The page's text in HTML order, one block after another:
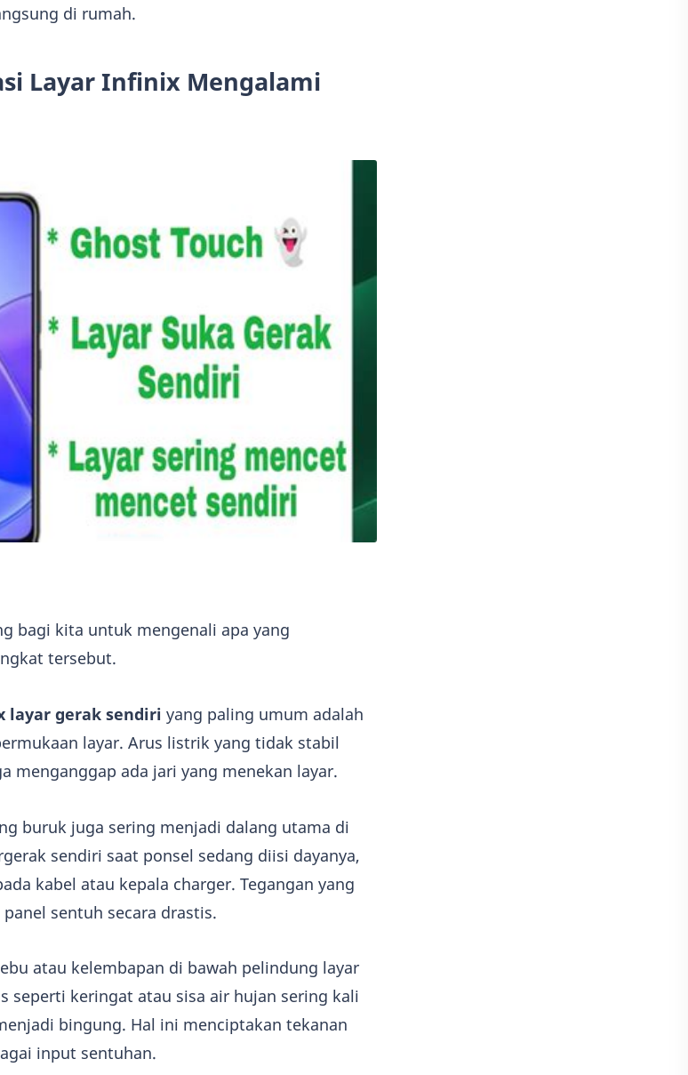
di rumah.
Layar Infinix Mengalami
bagi kita untuk mengenali apa yang
tersebut.
layar gerak sendiri yang paling umum adalah
layar. Arus listrik yang tidak stabil
menganggap ada jari yang menekan layar.
buruk juga sering menjadi dalang utama di
sendiri saat ponsel sedang diisi dayanya,
kabel atau kepala charger. Tegangan yang
sentuh secara drastis.
atau kelembapan di bawah pelindung layar
seperti keringat atau sisa air hujan sering kali
bingung. Hal ini menciptakan tekanan
input sentuhan.